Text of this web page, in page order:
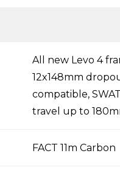
All new Levo 4
12x148mm
compatible,
travel up to
FACT 11m Carbon